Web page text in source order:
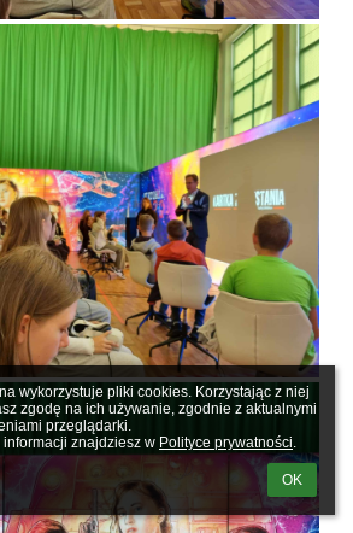
wykorzystuje pliki cookies. Korzystając z niej
zgodę na ich używanie, zgodnie z aktualnymi
przeglądarki.
informacji znajdziesz w Polityce prywatności.
OK